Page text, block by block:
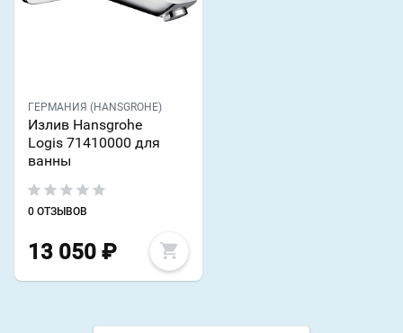
ГЕРМАНИЯ (HANSGROHE)
Излив Hansgrohe
Logis 71410000 для
ванны
0 ОТЗЫВОВ
13 050 ₽